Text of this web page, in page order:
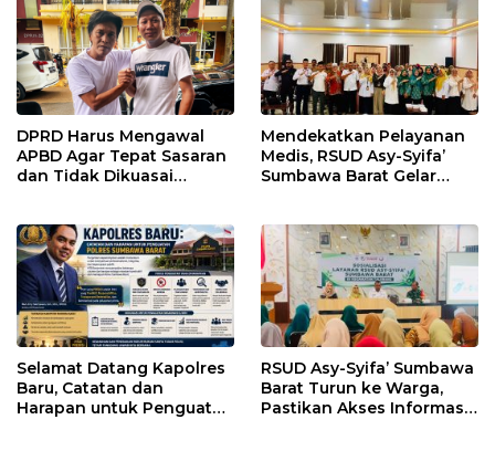
DPRD Harus Mengawal
APBD Agar Tepat Sasaran
dan Tidak Dikuasai
Mendekatkan Pelayanan
Medis, RSUD Asy-Syifa’
Sumbawa Barat Gelar
Selamat Datang Kapolres
Baru, Catatan dan
Harapan untuk Penguatan
RSUD Asy-Syifa’ Sumbawa
Barat Turun ke Warga,
Pastikan Akses Informasi